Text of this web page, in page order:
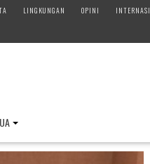
LINGKUNGAN OPINI